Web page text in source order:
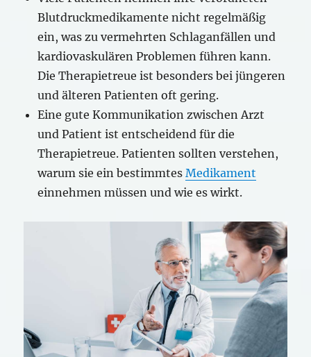
Blutdruckmedikamente nicht regelmäßig
ein, was zu vermehrten Schlaganfällen und
kardiovaskulären Problemen führen kann.
Die Therapietreue ist besonders bei jüngeren
und älteren Patienten oft gering.
Eine gute Kommunikation zwischen Arzt
und Patient ist entscheidend für die
Therapietreue. Patienten sollten verstehen,
warum sie ein bestimmtesMedikament
einnehmen müssen und wie es wirkt.